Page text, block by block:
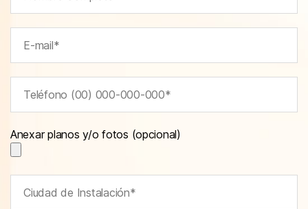
Anexar planos y/o fotos (opcional)